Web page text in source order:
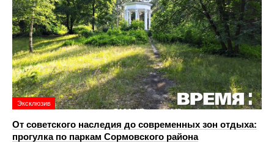
Эксклюзив
От советского наследия до современных зон отдыха:
прогулка по паркам Сормовского района